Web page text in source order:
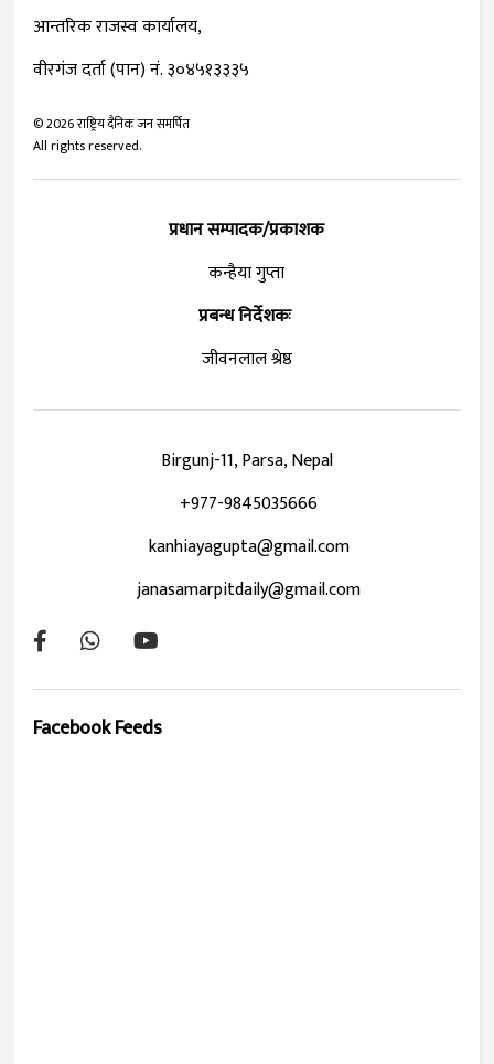
आन्तरिक राजस्व कार्यालय,
वीरगंज दर्ता (पान) नं. ३०४५१३३३५
©2026राष्ट्रिय दैनिक जन समर्पित
All rights reserved.
प्रधान सम्पादक/प्रकाशक
कन्हैया गुप्ता
प्रबन्ध निर्देशकः
जीवनलाल श्रेष्ठ
Birgunj-11, Parsa, Nepal
+977-9845035666
kanhiayagupta@gmail.com
janasamarpitdaily@gmail.com
Facebook Feeds